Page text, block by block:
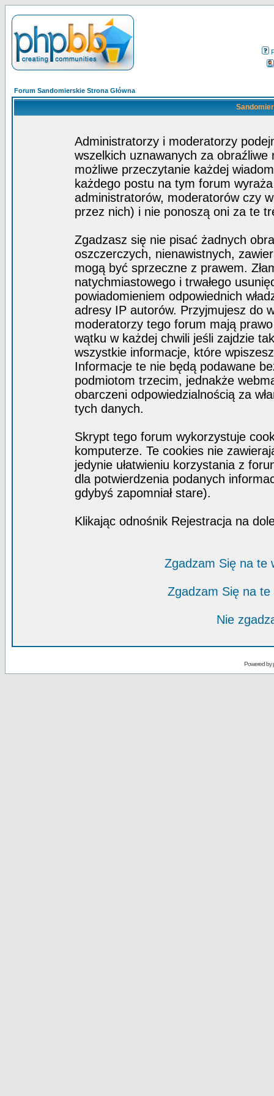
Forum Sandomierskie Strona Główna
Administratorzy i moderatorzy
wszelkich uznawanych za obraźliwe
możliwe przeczytanie każdej
każdego postu na tym forum
administratorów, moderatorów czy
przez nich) i nie ponoszą oni za te
Zgadzasz się nie pisać żadnych
oszczerczych, nienawistnych,
mogą być sprzeczne z prawem.
natychmiastowego i trwałego
powiadomieniem odpowiednich
adresy IP autorów. Przyjmujesz do
moderatorzy tego forum mają
wątku w każdej chwili jeśli zajdzie
wszystkie informacje, które
Informacje te nie będą podawane
podmiotom trzecim, jednakże
obarczeni odpowiedzialnością za
tych danych.
Skrypt tego forum wykorzystuje
komputerze. Te cookies nie
jedynie ułatwieniu korzystania z
dla potwierdzenia podanych
gdybyś zapomniał stare).
Klikając odnośnik Rejestracja na
Zgadzam Się na te
Zgadzam Się na
Nie
Powered by